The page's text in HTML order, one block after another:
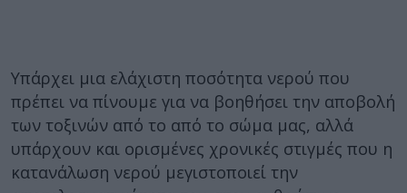
Υπάρχει μια ελάχιστη ποσότητα νερού που
πρέπει να πίνουμε για να βοηθήσει την αποβολή
των τοξινών από το από το σώμα μας, αλλά
υπάρχουν και ορισμένες χρονικές στιγμές που η
κατανάλωση νερού μεγιστοποιεί την